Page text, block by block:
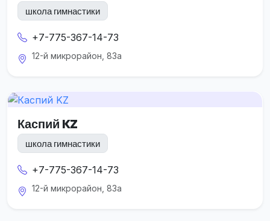
школа гимнастики
+7-775-367-14-73
12-й микрорайон, 83а
Каспий KZ
школа гимнастики
+7-775-367-14-73
12-й микрорайон, 83а